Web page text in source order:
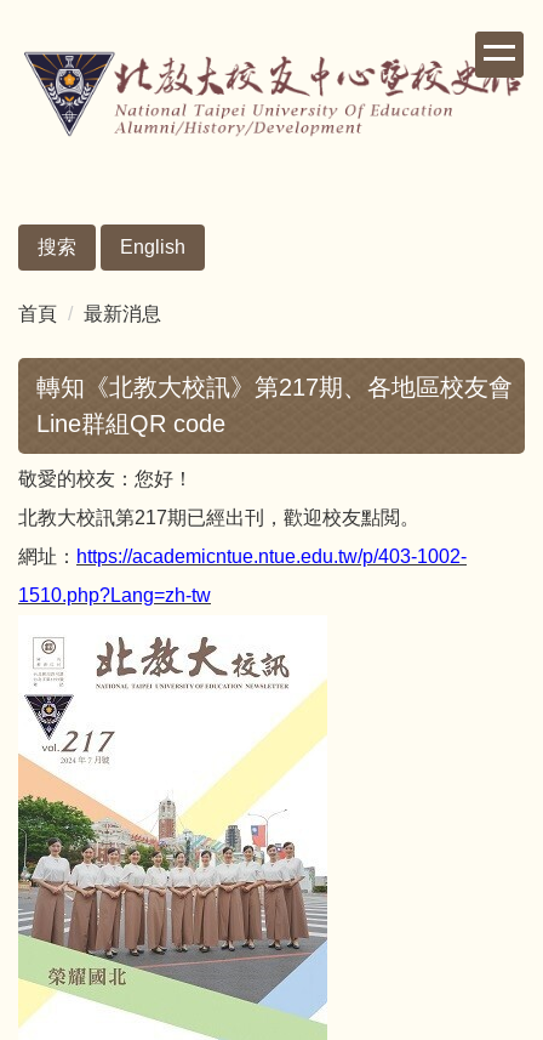
到
搜索 English
首頁 最新消息
轉知《北教大校訊》第217期、各地區校友會
Line群組QR code
敬愛的校友：您好！
北教大校訊第217期已經出刊，歡迎校友點閲。
網址： https://academicntue.ntue.edu.tw/p/403-1002-
1510.php?Lang=zh-tw